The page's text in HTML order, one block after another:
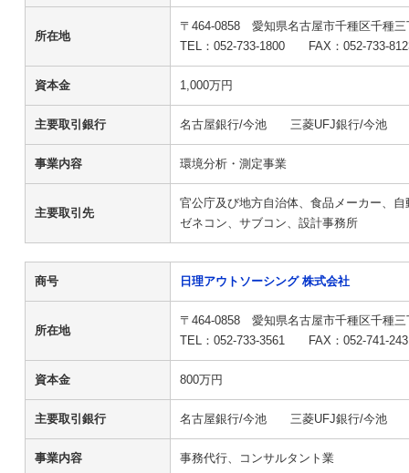
所在地
〒464-0858 愛知県名古屋市千種区千種三
TEL：052-733-1800
資本金 1,000万円
主要取引銀行 名古屋銀行/今池 三菱UFJ銀行/今池
事業内容 環境分析・測定事業
主要取引先
官公庁及び地方自治体、食品メーカー、
ゼネコン、サブコン、設計事務所
商号 日理アウトソーシング 株式会社
所在地
〒464-0858 愛知県名古屋市千種区千種三
TEL：052-733-3561
資本金 800万円
主要取引銀行 名古屋銀行/今池 三菱UFJ銀行/今池
事業内容 事務代行、コンサルタント業